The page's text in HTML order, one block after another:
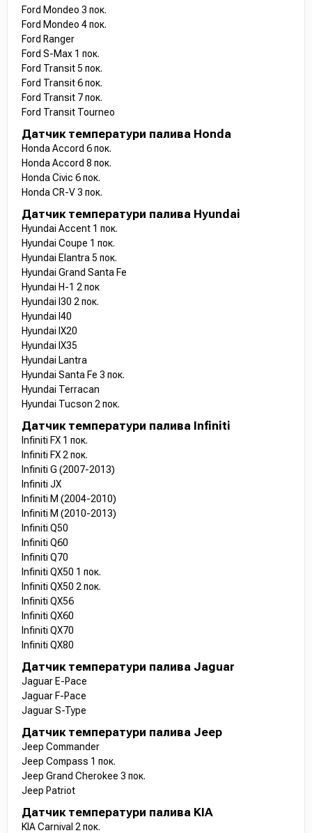
Ford Mondeo 3 пок.
Ford Mondeo 4 пок.
Ford Ranger
Ford S-Max 1 пок.
Ford Transit 5 пок.
Ford Transit 6 пок.
Ford Transit 7 пок.
Ford Transit Tourneo
Датчик температури палива Honda
Honda Accord 6 пок.
Honda Accord 8 пок.
Honda Civic 6 пок.
Honda CR-V 3 пок.
Датчик температури палива Hyundai
Hyundai Accent 1 пок.
Hyundai Coupe 1 пок.
Hyundai Elantra 5 пок.
Hyundai Grand Santa Fe
Hyundai H-1 2 пок
Hyundai I30 2 пок.
Hyundai I40
Hyundai IX20
Hyundai IX35
Hyundai Lantra
Hyundai Santa Fe 3 пок.
Hyundai Terracan
Hyundai Tucson 2 пок.
Датчик температури палива Infiniti
Infiniti FX 1 пок.
Infiniti FX 2 пок.
Infiniti G (2007-2013)
Infiniti JX
Infiniti M (2004-2010)
Infiniti M (2010-2013)
Infiniti Q50
Infiniti Q60
Infiniti Q70
Infiniti QX50 1 пок.
Infiniti QX50 2 пок.
Infiniti QX56
Infiniti QX60
Infiniti QX70
Infiniti QX80
Датчик температури палива Jaguar
Jaguar E-Pace
Jaguar F-Pace
Jaguar S-Type
Датчик температури палива Jeep
Jeep Commander
Jeep Compass 1 пок.
Jeep Grand Cherokee 3 пок.
Jeep Patriot
Датчик температури палива KIA
KIA Carnival 2 пок.